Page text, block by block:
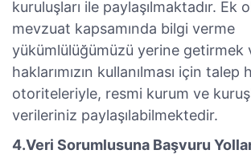
kuruluşları ile paylaşılmaktadır. Ek
mevzuat kapsamında bilgi verme
yükümlülüğümüzü yerine getirmek
haklarımızın kullanılması için talep
otoriteleriyle, resmi kurum ve
verileriniz paylaşılabilmektedir.
4.Veri Sorumlusuna Başvuru